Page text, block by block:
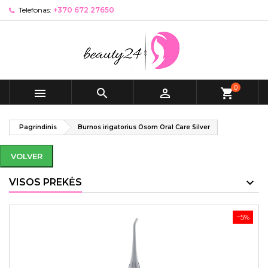
Telefonas: +370 672 27650
   shopping_cart0
Pagrindinis Burnos irigatorius Osom Oral Care Silver
VOLVER
VISOS PREKĖS
−5%